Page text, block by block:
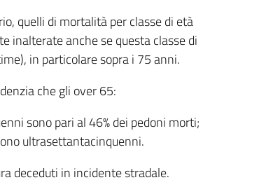
quelli di mortalità per classe di età
inalterate anche se questa classe di
in particolare sopra i 75 anni.
che gli over 65:
sono pari al 46% dei pedoni morti;
ultrasettantacinquenni.
deceduti in incidente stradale.